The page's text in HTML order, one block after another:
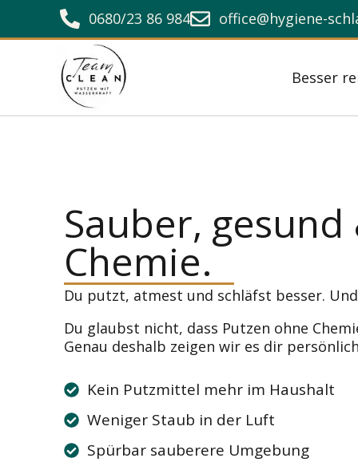
0680/23 86 984 office@hygiene-
Besser
Sauber, gesund
Chemie.
Du putzt, atmest und schläfst besser.
Du glaubst nicht, dass Putzen ohne
Genau deshalb zeigen wir es dir
Kein Putzmittel mehr im Haushalt
Weniger Staub in der Luft
Spürbar sauberere Umgebung